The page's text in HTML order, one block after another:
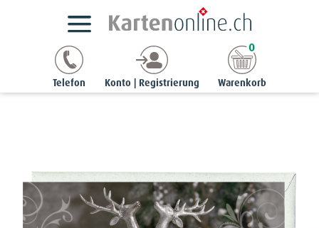
Telefon Konto | Registrierung Warenkorb
0
chic | 9 x 17 cm
Grusskarte schmal - Deko-Hirsche